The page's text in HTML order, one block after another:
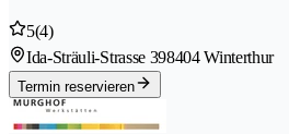
5(4)
Ida-Sträuli-Strasse 398404 Winterthur
Termin reservieren